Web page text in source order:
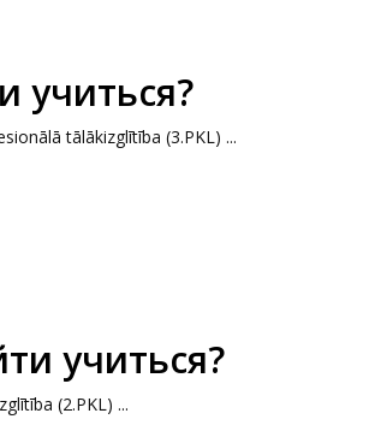
учиться?
tālākizglītība (3.PKL) ...
учиться?
(2.PKL) ...